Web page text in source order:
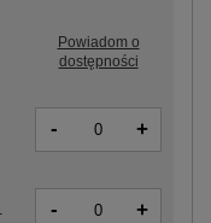
Powiadom o
dostępności
- +
- +